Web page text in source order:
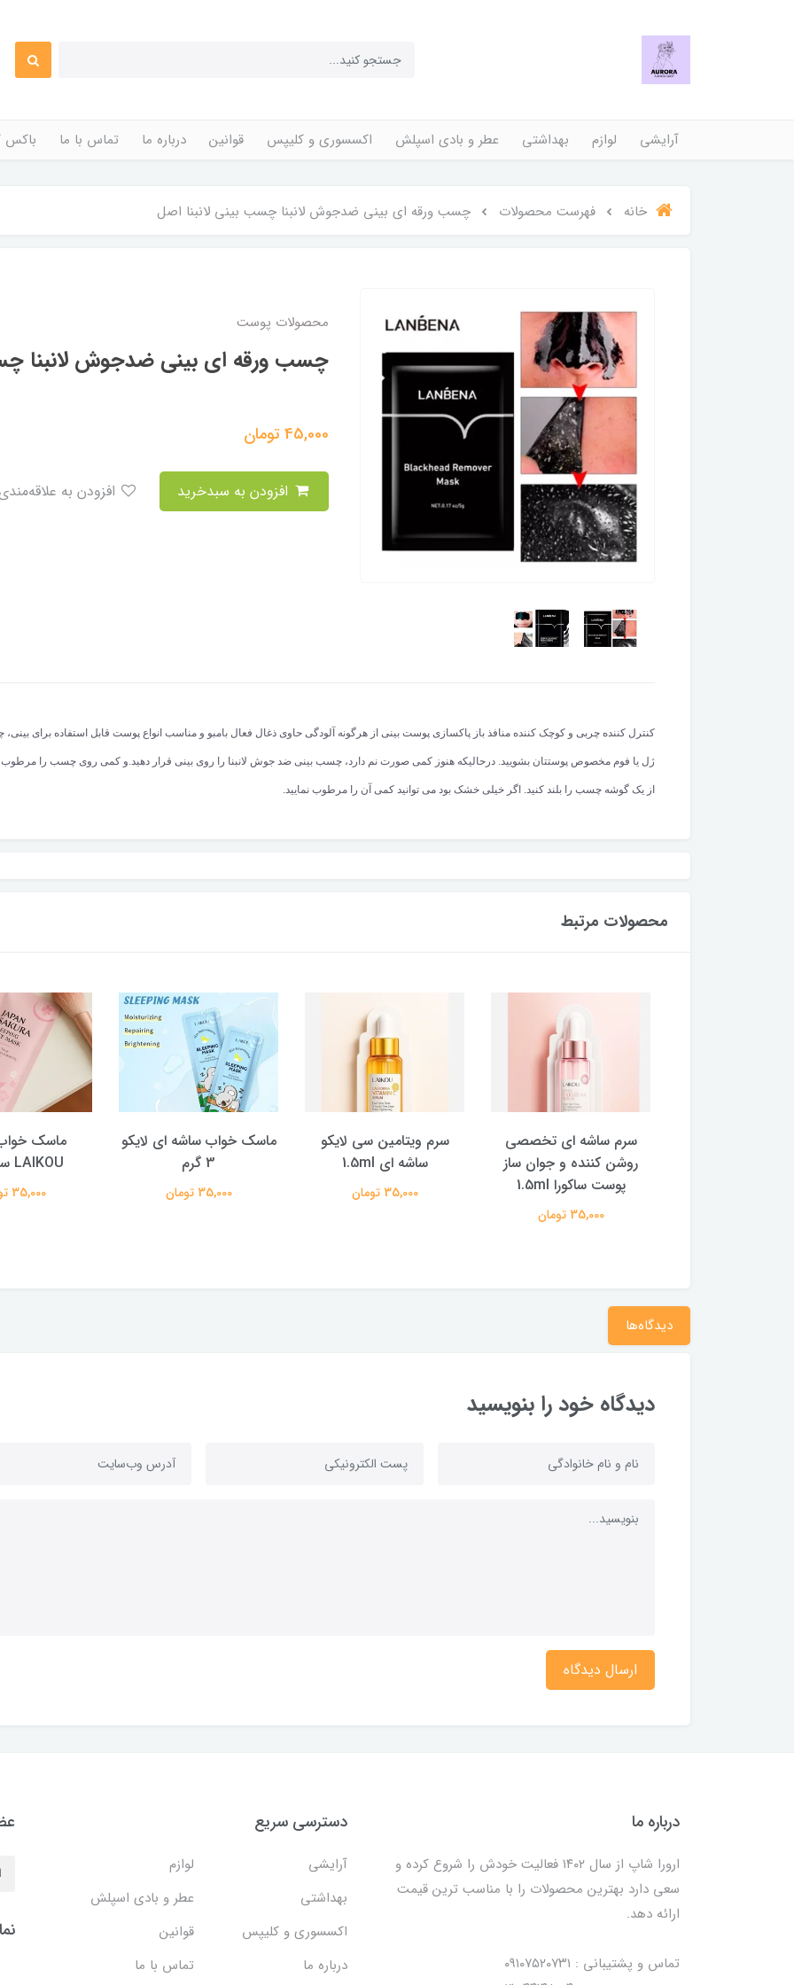
آرایشی لوازم بهداشتی عطر و بادی اسپلش اکسسوری و کلیپس قوانین درباره ما تماس با ما باکس
خانه فهرست محصولات چسب ورقه ای بینی ضدجوش لانبنا چسب بینی لانبنا اصل
محصولات پوست
چسب ورقه ای بینی ضدجوش لانبنا
45,000تومان
کنترل کننده چربی و کوچک کننده منافذ باز پاکسازی پوست بینی از هرگونه آلودگی حاوی ذغال فعال بامبو و مناسب انواع پوست قابل استفاده برای بینی،
از یک گوشه چسب را بلند کنید. اگر خیلی خشک بود می توانید کمی آن را مرطوب نمایید.
محصولات مرتبط
سرم ساشه ای تخصصی
روشن کننده و جوان ساز
پوست ساکورا 1.5ml
35,000 تومان
سرم ویتامین سی لایکو
ساشه ای 1.5ml
35,000 تومان
ماسک خواب ساشه ای لایکو
3 گرم
35,000 تومان
ماسک خواب
LAIKOU ساشه ای
35,000 تومان
دیدگاه‌ها
دیدگاه خود را بنویسید
ارسال دیدگاه
درباره ما
ارورا شاپ از سال ۱۴۰۲ فعالیت خودش را شروع کرده و
سعی دارد بهترین محصولات را با مناسب ترین قیمت
ارائه دهد.
تماس و پشتیبانی : ۰۹۱۰۷۵۲۰۷۳۱
دسترسی سریع
آرایشی
لوازم
بهداشتی
عطر و بادی اسپلش
اکسسوری و کلیپس
قوانین
درباره ما
تماس با ما